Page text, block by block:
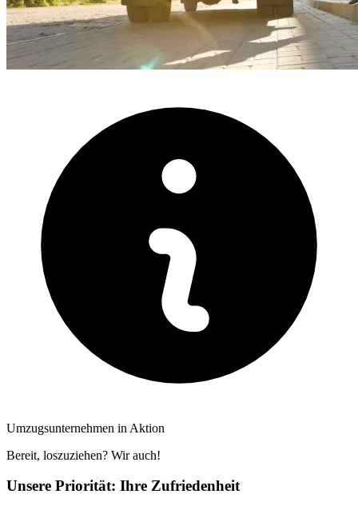
Umzugsunternehmen in Aktion
Bereit, loszuziehen? Wir auch!
Unsere Priorität: Ihre Zufriedenheit